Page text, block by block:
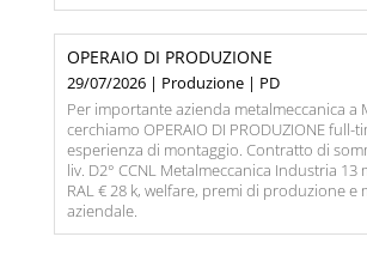
OPERAIO DI PRODUZIONE
29/07/2026 | Produzione | PD
Per importante azienda metalmeccanica a
cerchiamo OPERAIO DI PRODUZIONE full-
esperienza di montaggio. Contratto di
liv. D2° CCNL Metalmeccanica Industria 13
RAL € 28 k, welfare, premi di produzione e
aziendale.